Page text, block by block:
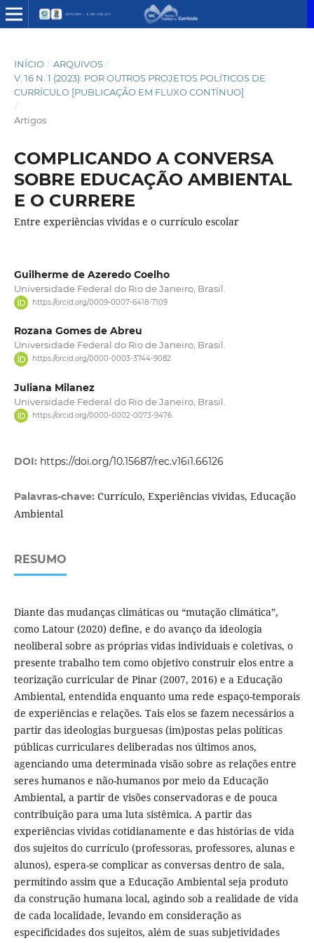
INÍCIO / ARQUIVOS /
V. 16 N. 1 (2023): POR OUTROS PROJETOS POLÍTICOS DE
CURRÍCULO [PUBLICAÇÃO EM FLUXO CONTÍNUO]
/
Artigos
COMPLICANDO A CONVERSA
SOBRE EDUCAÇÃO AMBIENTAL
E O CURRERE
Entre experiências vividas e o currículo escolar
Guilherme de Azeredo Coelho
Universidade Federal do Rio de Janeiro, Brasil.
https://orcid.org/0009-0007-6418-7109
Rozana Gomes de Abreu
Universidade Federal do Rio de Janeiro, Brasil.
https://orcid.org/0000-0003-3744-9082
Juliana Milanez
Universidade Federal do Rio de Janeiro, Brasil.
https://orcid.org/0000-0002-0073-9476
DOI: https://doi.org/10.15687/rec.v16i1.66126
Palavras-chave: Currículo, Experiências vividas, Educação
Ambiental
RESUMO
Diante das mudanças climáticas ou “mutação climática”,
como Latour (2020) define, e do avanço da ideologia
neoliberal sobre as próprias vidas individuais e coletivas, o
presente trabalho tem como objetivo construir elos entre a
teorização curricular de Pinar (2007, 2016) e a Educação
Ambiental, entendida enquanto uma rede espaço-temporais
de experiências e relações. Tais elos se fazem necessários a
partir das ideologias burguesas (im)postas pelas políticas
públicas curriculares deliberadas nos últimos anos,
agenciando uma determinada visão sobre as relações entre
seres humanos e não-humanos por meio da Educação
Ambiental, a partir de visões conservadoras e de pouca
contribuição para uma luta sistêmica. A partir das
experiências vividas cotidianamente e das histórias de vida
dos sujeitos do currículo (professoras, professores, alunas e
alunos), espera-se complicar as conversas dentro de sala,
permitindo assim que a Educação Ambiental seja produto
da construção humana local, agindo sob a realidade de vida
de cada localidade, levando em consideração as
especificidades dos sujeitos, além de suas subjetividades